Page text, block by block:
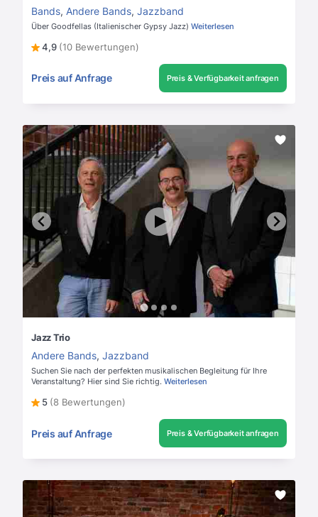
Bands, Andere Bands, Jazzband
Über Goodfellas (Italienischer Gypsy Jazz) Weiterlesen
4,9 (10 Bewertungen)
Preis auf Anfrage Preis & Verfügbarkeit anfragen
Jazz Trio
Andere Bands, Jazzband
Suchen Sie nach der perfekten musikalischen Begleitung für Ihre
Veranstaltung? Hier sind Sie richtig. Weiterlesen
5 (8 Bewertungen)
Preis auf Anfrage Preis & Verfügbarkeit anfragen